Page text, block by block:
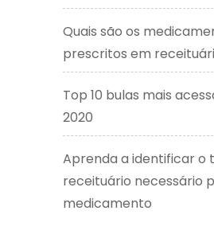
Quais são os
prescritos em
Top 10 bulas mais
2020
Aprenda a identificar o
receituário necessário
medicamento